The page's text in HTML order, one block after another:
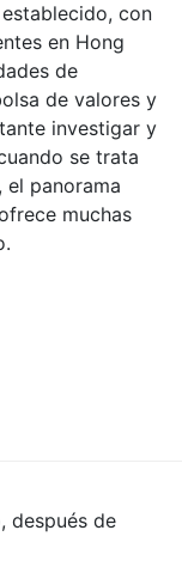
con
en Hong
de
de valores y
investigar y
se trata
el panorama
muchas
después de